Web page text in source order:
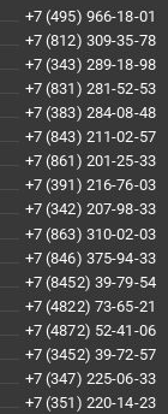
+7 (495) 966-18-01
+7 (812) 309-35-78
+7 (343) 289-18-98
+7 (831) 281-52-53
+7 (383) 284-08-48
+7 (843) 211-02-57
+7 (861) 201-25-33
+7 (391) 216-76-03
+7 (342) 207-98-33
+7 (863) 310-02-03
+7 (846) 375-94-33
+7 (8452) 39-79-54
+7 (4822) 73-65-21
+7 (4872) 52-41-06
+7 (3452) 39-72-57
+7 (347) 225-06-33
+7 (351) 220-14-23